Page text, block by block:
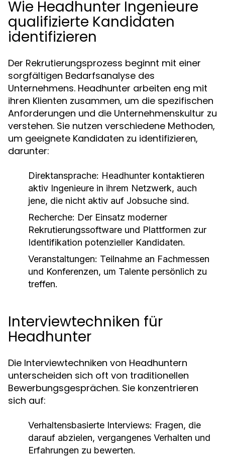
Wie Headhunter Ingenieure
qualifizierte Kandidaten
identifizieren
Der Rekrutierungsprozess beginnt mit einer
sorgfältigen Bedarfsanalyse des
Unternehmens. Headhunter arbeiten eng mit
ihren Klienten zusammen, um die spezifischen
Anforderungen und die Unternehmenskultur zu
verstehen. Sie nutzen verschiedene Methoden,
um geeignete Kandidaten zu identifizieren,
darunter:
Direktansprache: Headhunter kontaktieren
aktiv Ingenieure in ihrem Netzwerk, auch
jene, die nicht aktiv auf Jobsuche sind.
Recherche: Der Einsatz moderner
Rekrutierungssoftware und Plattformen zur
Identifikation potenzieller Kandidaten.
Veranstaltungen: Teilnahme an Fachmessen
und Konferenzen, um Talente persönlich zu
treffen.
Interviewtechniken für
Headhunter
Die Interviewtechniken von Headhuntern
unterscheiden sich oft von traditionellen
Bewerbungsgesprächen. Sie konzentrieren
sich auf:
Verhaltensbasierte Interviews: Fragen, die
darauf abzielen, vergangenes Verhalten und
Erfahrungen zu bewerten.